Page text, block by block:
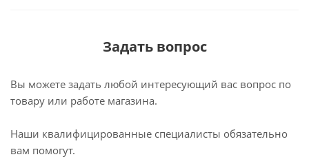
Задать вопрос
Вы можете задать любой интересующий вас вопрос по
товару или работе магазина.
Наши квалифицированные специалисты обязательно
вам помогут.